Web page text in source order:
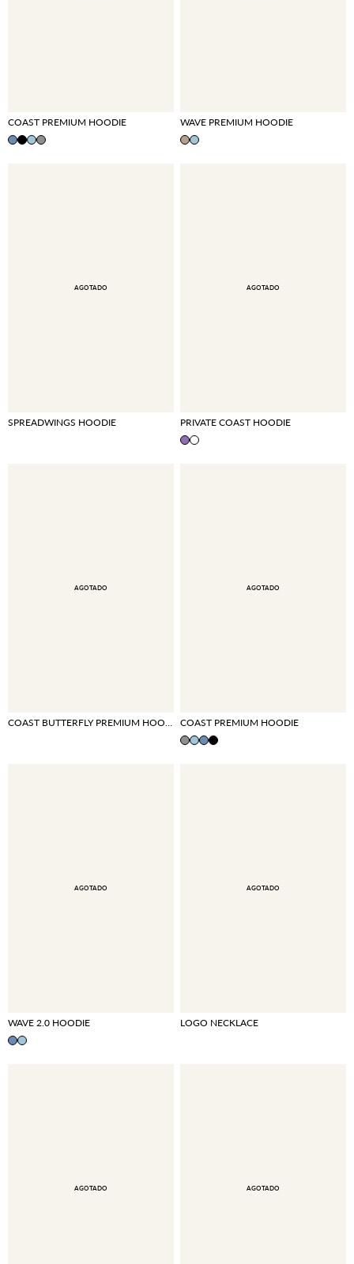
COAST PREMIUM HOODIE WAVE PREMIUM HOODIE
AGOTADO
SPREADWINGS HOODIE
AGOTADO
PRIVATE COAST HOODIE
AGOTADO AGOTADO
COAST PREMIUM HOODIE
AGOTADO
WAVE 2.0 HOODIE
AGOTADO
LOGO NECKLACE
AGOTADO AGOTADO